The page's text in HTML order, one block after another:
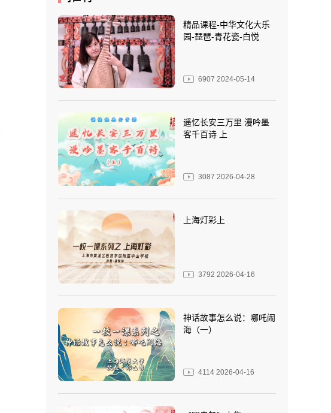
精品课程-中华文化大乐
园-琵琶-青花瓷-白悦
6907 2024-05-14
遥忆长安三万里 漫吟墨
客千百诗 上
3087 2026-04-28
上海灯彩上
3792 2026-04-16
神话故事怎么说：哪吒闹
海（一）
4114 2026-04-16